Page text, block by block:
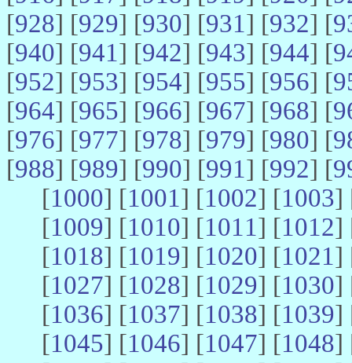
[928] [929] [930] [931] [932] [
[940] [941] [942] [943] [944] [
[952] [953] [954] [955] [956] [
[964] [965] [966] [967] [968] [
[976] [977] [978] [979] [980] [
[988] [989] [990] [991] [992] [
[1000] [1001] [1002] [1003]
[1009] [1010] [1011] [1012]
[1018] [1019] [1020] [1021]
[1027] [1028] [1029] [1030]
[1036] [1037] [1038] [1039]
[1045] [1046] [1047] [1048]